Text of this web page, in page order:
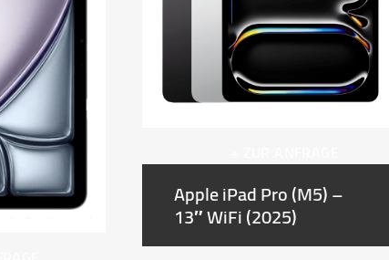
Apple iPad Pro (M5) –
13″ WiFi (2025)